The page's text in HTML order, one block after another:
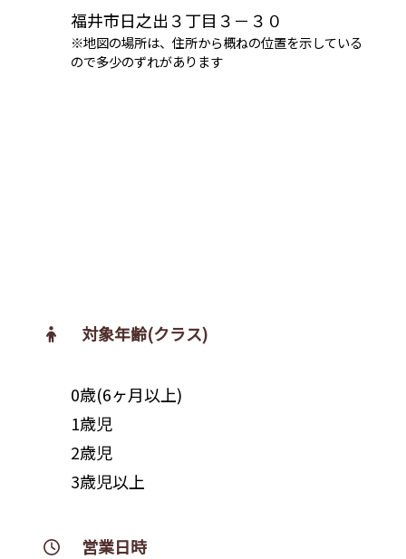
福井市日之出３丁目３－３０
※地図の場所は、住所から概ねの位置を示している
ので多少のずれがあります
対象年齢(クラス)
0歳(6ヶ月以上)
1歳児
2歳児
3歳児以上
営業日時